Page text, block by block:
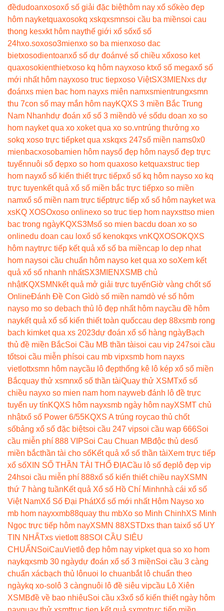
đềdudoanxosoxổ số giải đặc biệthôm nay xổ sốkèo đẹp
hôm nayketquaxosokq xskqxsmnsoi cầu ba miềnsoi cau
thong kesxkt hôm naythế giới xổ sốxổ số
24hxo.soxoso3mienxo so ba mienxoso dac
bietxosodientoanxổ số dự đoánvé số chiều xổxoso ket
quaxosokienthietxoso kq hôm nayxoso ktxổ số megaxổ số
mới nhất hôm nayxoso truc tiepxoso ViệtSX3MIENxs dự
đoánxs mien bac hom nayxs miên namxsmientrungxsmn
thu 7con số may mắn hôm nayKQXS 3 miền Bắc Trung
Nam Nhanhdự đoán xổ số 3 miềndò vé sốdu doan xo so
hom nayket qua xo xoket qua xo so.vntrúng thưởng xo
sokq xoso trực tiếpket qua xskqxs 247số miền nams0x0
mienbacxosobamien hôm naysố đẹp hôm naysố đẹp trực
tuyếnnuôi số đẹpxo so hom quaxoso ketquaxstruc tiep
hom nayxổ số kiến thiết trực tiếpxổ số kq hôm nayso xo kq
trực tuyenkết quả xổ số miền bắc trực tiếpxo so miền
namxổ số miền nam trực tiếptrực tiếp xổ số hôm nayket wa
xsKQ XOSOxoso onlinexo so truc tiep hom nayxsttso mien
bac trong ngàyKQXS3Msố so mien bacdu doan xo so
onlinedu doan cau loxổ số kenokqxs vnKQXOSOKQXS
hôm naytrực tiếp kết quả xổ số ba miềncap lo dep nhat
hom naysoi cầu chuẩn hôm nayso ket qua xo soXem kết
quả xổ số nhanh nhấtSX3MIEN XSMB chủ
nhậtKQXSMN kết quả mở giải trực tuyếnGiờ vàng chốt số
OnlineĐánh Đề Con Gìdò số miền namdò vé số hôm
nayso mo so debach thủ lô đẹp nhất hôm naycầu đề hôm
naykết quả xổ số kiến thiết toàn quốccau dep 88xsmb rong
bach kimket qua xs 2023dự đoán xổ số hàng ngàyBạch
thủ đề miền BắcSoi Cầu MB thần tàisoi cau vip 247soi cầu
tốtsoi cầu miễn phísoi cau mb vipxsmb hom nayxs
vietlottxsmn hôm naycầu lô đẹpthống kê lô kép xổ số miền
Bắcquay thử xsmnxổ số thần tàiQuay thử XSMTxổ số
chiều nayxo so mien nam hom nayweb đánh lô đề trực
tuyến uy tínKQXS hôm nayxsmb ngày hôm nayXSMT chủ
nhậtxổ số Power 6/55KQXS A trúng roycao thủ chốt
sốbảng xổ số đặc biệtsoi cầu 247 vipsoi cầu wap 666Soi
cầu miễn phí 888 VIPSoi Cau Chuan MBđộc thủ desố
miền bắcthần tài cho sốKết quả xổ số thần tàiXem trực tiếp
xổ sốXIN SỐ THẦN TÀI THỔ ĐỊACầu lô số đẹp lô đẹp vip
24hsoi cầu miễn phí 888xổ số kiến thiết chiều nayXSMN
thứ 7 hàng tuầnKết quả Xổ số Hồ Chí Minhnhà cái xổ số
Việt NamXổ Số Đại PhátXổ số mới nhất Hôm Nayso xo
mb hom nayxxmb88quay thu mbXo so Minh ChinhXS Minh
Ngọc trực tiếp hôm nayXSMN 88XSTDxs than taixổ số UY
TIN NHẤTxs vietlott 88SOI CẦU SIÊU
CHUẨN SoiCauVietlô đẹp hôm nay vipket qua so xo hom
naykqxsmb 30 ngàydự đoán xổ số 3 miềnSoi cầu 3 càng
chuẩn xácbạch thủ lônuoi lo chuanbắt lô chuẩn theo
ngàykq xo-so lô 3 càngnuôi lô đề siêu vipcầu Lô Xiên
XSMBđề về bao nhiêuSoi cầu x3xổ số kiến thiết ngày hôm